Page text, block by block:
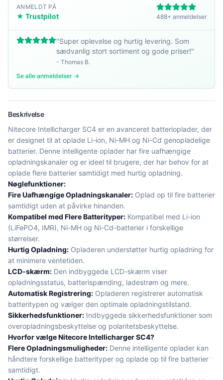
ANMELDT PÅ
★ Trustpilot 488+ anmeldelser
"Super oplevelse og hurtig levering. Som
sædvanlig stort sortiment og gode priser!"
- Thomas B.
Se alle anmeldelser →
Beskrivelse
Nitecore Intellicharger SC4 er en avanceret batterioplader, der
er designet til at oplade Li-ion, Ni-MH og Ni-Cd genopladelige
batterier. Denne intelligente oplader har fire uafhængige
opladningskanaler og er ideel til brugere, der har behov for at
oplade flere batterier samtidigt med hurtig opladning.
Nøglefunktioner:
Fire Uafhængige Opladningskanaler: Oplad op til fire batterier
samtidigt uden at påvirke hinanden.
Kompatibel med Flere Batterityper: Kompatibel med Li-ion
(LiFePO4, IMR), Ni-MH og Ni-Cd-batterier i forskellige
størrelser.
Hurtig Opladning: Opladeren understøtter hurtig opladning for
at minimere ventetiden.
LCD-skærm: Den indbyggede LCD-skærm viser
opladningsstatus, batterispænding, ladestrøm og mere.
Automatisk Registrering: Opladeren registrerer automatisk
batteritypen og vælger den optimale opladningstilstand.
Sikkerhedsfunktioner: Indbyggede sikkerhedsfunktioner som
overopladningsbeskyttelse og polaritetsbeskyttelse.
Hvorfor vælge Nitecore Intellicharger SC4?
Flere Opladningsmuligheder: Denne intelligente oplader kan
håndtere forskellige batterityper og oplade op til fire batterier
samtidigt.